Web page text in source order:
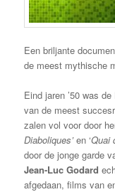
Een briljante
de meest mythische
Eind jaren ’50 was
van de meest
zalen vol voor door
Diaboliques’en ‘Quai
door de jonge garde
Jean-Luc Godard
afgedaan, films van